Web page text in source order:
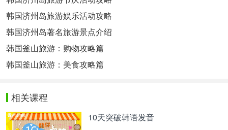
韩国济州岛旅游娱乐活动攻略
韩国济州岛著名旅游景点介绍
韩国釜山旅游：购物攻略篇
韩国釜山旅游：美食攻略篇
相关课程
10天突破韩语发音